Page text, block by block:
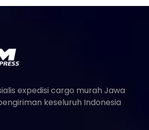
expedisi cargo murah Jawa
keseluruh Indonesia